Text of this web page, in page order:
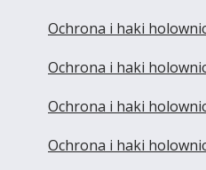
Ochrona i haki
Ochrona i haki
Ochrona i haki
Ochrona i haki